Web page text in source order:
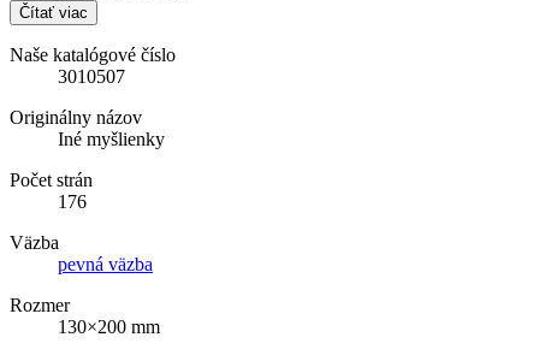
Čítať viac
Naše katalógové číslo
3010507
Originálny názov
Iné myšlienky
Počet strán
176
Väzba
pevná väzba
Rozmer
130×200 mm